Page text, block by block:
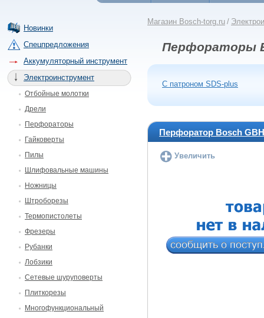
Магазин Bosch-torg.ru /
Перфораторы
С патроном SDS-plus
Перфоратор Bosch
Увеличить
Новинки
Спецпредложения
Аккумуляторный инструмент
Электроинструмент
Отбойные молотки
Дрели
Перфораторы
Гайковерты
Пилы
Шлифовальные машины
Ножницы
Штроборезы
Термопистолеты
Фрезеры
Рубанки
Лобзики
Сетевые шуруповерты
Плиткорезы
Многофункциональный